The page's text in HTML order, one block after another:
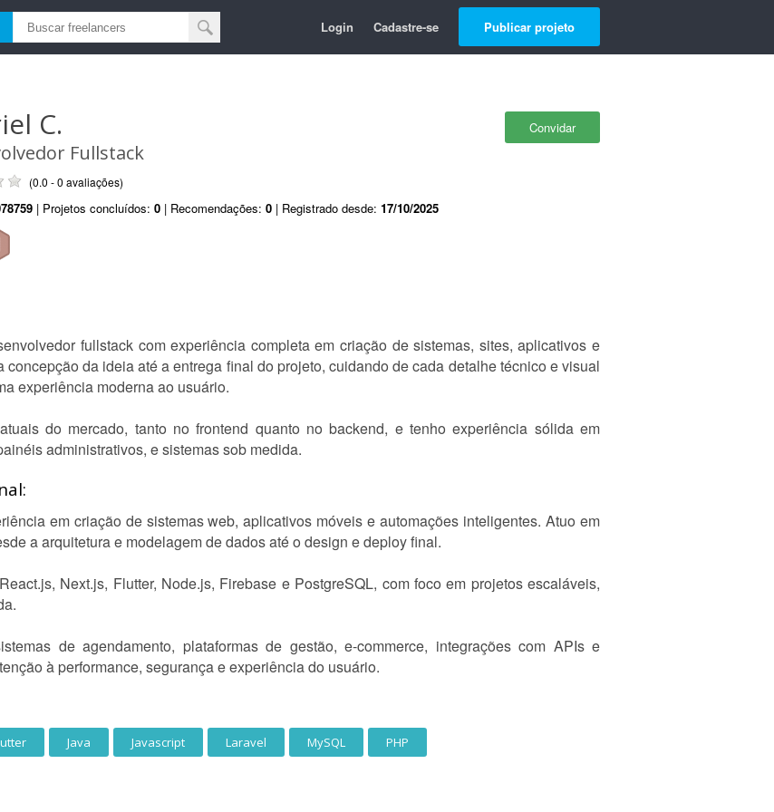
Login Cadastre-se Publicar projeto
Convidar
C.
Fullstack
(0.0 - 0 avaliações)
| Projetos concluídos: 0 | Recomendações: 0 | Registrado desde: 17/10/2025
fullstack com experiência completa em criação de sistemas, sites, aplicativos e
da ideia até a entrega final do projeto, cuidando de cada detalhe técnico e visual
experiência moderna ao usuário.
do mercado, tanto no frontend quanto no backend, e tenho experiência sólida em
administrativos, e sistemas sob medida.
em criação de sistemas web, aplicativos móveis e automações inteligentes. Atuo em
a arquitetura e modelagem de dados até o design e deploy final.
Next.js, Flutter, Node.js, Firebase e PostgreSQL, com foco em projetos escaláveis,
de agendamento, plataformas de gestão, e-commerce, integrações com APIs e
à performance, segurança e experiência do usuário.
Java Javascript Laravel MySQL PHP